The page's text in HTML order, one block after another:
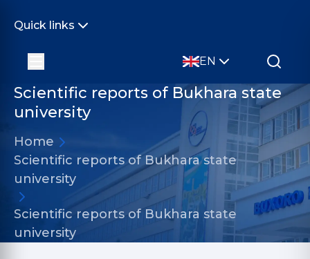
Quick links
EN
Scientific reports of Bukhara state
university
Home
Scientific reports of Bukhara state
university
Scientific reports of Bukhara state
university